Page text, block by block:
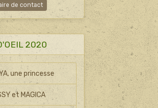
de contact
2020
une princesse
et MAGICA